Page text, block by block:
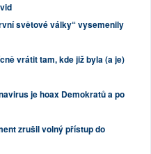
světové války“ vysemenily
vrátit tam, kde již byla (a je)
je hoax Demokratů a po
zrušil volný přístup do